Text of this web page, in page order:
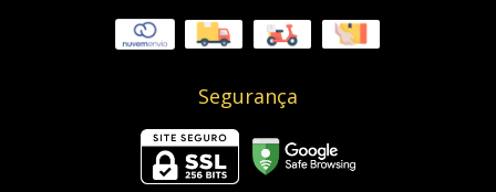
Segurança